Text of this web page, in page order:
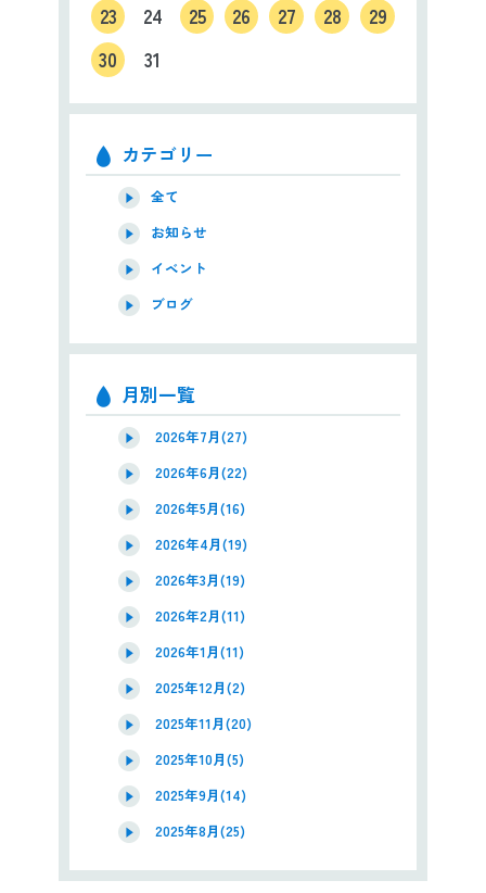
23
24 25 26 27 28
29
30
31
カテゴリー
全て
お知らせ
イベント
ブログ
月別一覧
2026年7月(27)
2026年6月(22)
2026年5月(16)
2026年4月(19)
2026年3月(19)
2026年2月(11)
2026年1月(11)
2025年12月(2)
2025年11月(20)
2025年10月(5)
2025年9月(14)
2025年8月(25)